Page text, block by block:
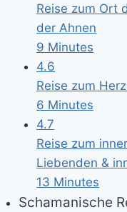
Reise zum Ort
der Ahnen
9 Minutes
4.6
Reise zum
6 Minutes
4.7
Reise zum
Liebenden &
13 Minutes
Schamanische